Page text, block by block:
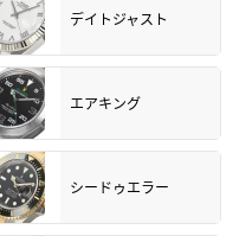
デイトジャスト
エアキング
シードゥエラー